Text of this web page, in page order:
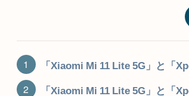
「Xiaomi Mi 11 Lite 5G」と「
「Xiaomi Mi 11 Lite 5G」と「